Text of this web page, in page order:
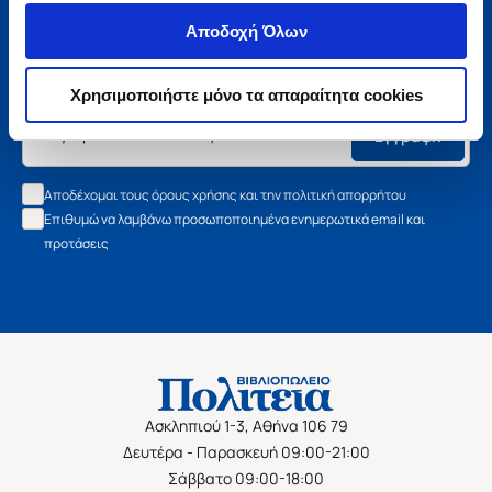
Αποδοχή Όλων
Χρησιμοποιήστε μόνο τα απαραίτητα cookies
Μάθετε τα νέα της Πολιτείας
Εγγραφείτε στο newsletter μας και μάθετε πρώτοι όλα τα
νέα βιβλία, τις εξαιρετικές τιμές και τις εκδηλώσεις μας.
Εγγραφή
Αποδέχομαι τους όρους χρήσης και την πολιτική απορρήτου
Επιθυμώ να λαμβάνω προσωποποιημένα ενημερωτικά email και
προτάσεις
Ασκληπιού 1-3, Αθήνα 106 79
Δευτέρα - Παρασκευή 09:00-21:00
Σάββατο 09:00-18:00